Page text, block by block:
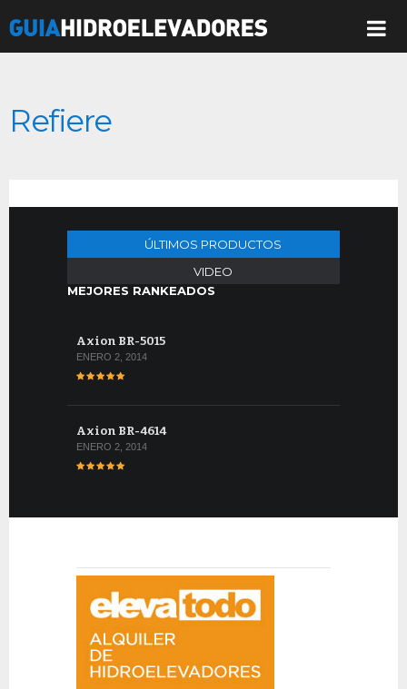
Refiere
ÚLTIMOS PRODUCTOS
VIDEO
MEJORES RANKEADOS
Axion BR-5015
ENERO 2, 2014
Axion BR-4614
ENERO 2, 2014